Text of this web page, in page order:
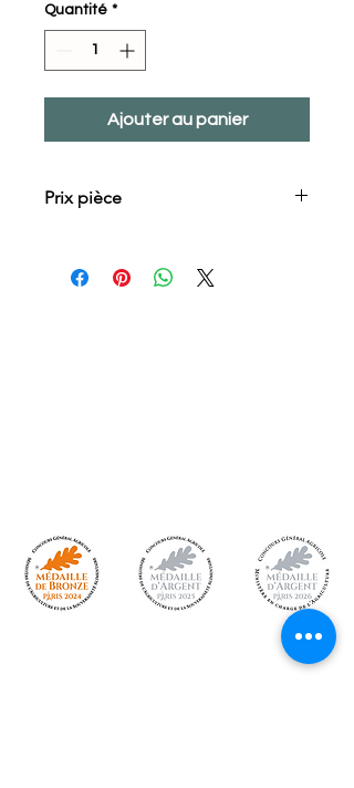
Quantité *
Ajouter au panier
Prix pièce